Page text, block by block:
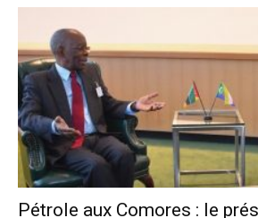
Pétrole aux Comores : le